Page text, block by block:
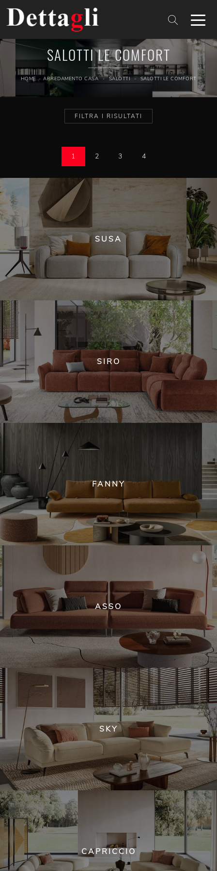
SALOTTI LE COMFORT
HOME - ARREDAMENTO CASA - SALOTTI - SALOTTI LE COMFORT
FILTRA I RISULTATI
1 2 3 4
SUSA
SIRO
FANNY
ASSO
SKY
CAPRICCIO